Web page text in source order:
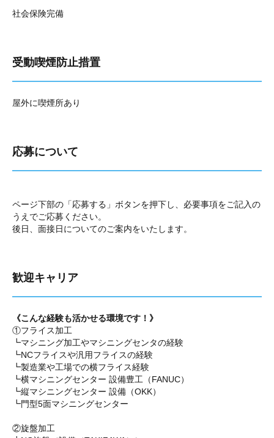
社会保険完備
受動喫煙防止措置
屋外に喫煙所あり
応募について
ページ下部の「応募する」ボタンを押下し、必要事項をご記入の
うえでご応募ください。
後日、面接日についてのご案内をいたします。
歓迎キャリア
《こんな経験も活かせる環境です！》
①フライス加工
┗マシニング加工やマシニングセンタの経験
┗NCフライスや汎用フライスの経験
┗製造業や工場での横フライス経験
┗横マシニングセンター 設備豊工（FANUC）
┗縦マシニングセンター 設備（OKK）
┗門型5面マシニングセンター
②旋盤加工